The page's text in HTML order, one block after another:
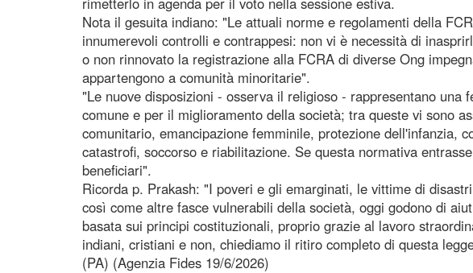
Nota il gesuita indiano: "Le attuali norme e regolamenti della
innumerevoli controlli e contrappesi: non vi è necessità di
o non rinnovato la registrazione alla FCRA di diverse Ong
appartengono a comunità minoritarie".
"Le nuove disposizioni - osserva il religioso - rappresentano una
comune e per il miglioramento della società; tra queste vi sono
comunitario, emancipazione femminile, protezione dell'infanzia,
catastrofi, soccorso e riabilitazione. Se questa normativa
beneficiari".
Ricorda p. Prakash: "I poveri e gli emarginati, le vittime di
così come altre fasce vulnerabili della società, oggi godono di
basata sui principi costituzionali, proprio grazie al lavoro
indiani, cristiani e non, chiediamo il ritiro completo di questa
(PA) (Agenzia Fides 19/6/2026)